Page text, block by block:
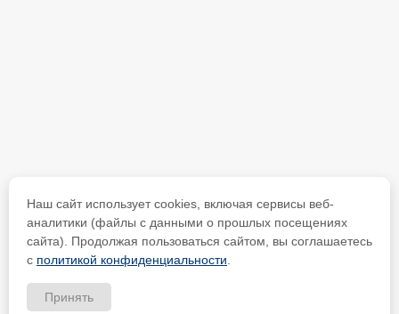
Наш сайт использует cookies, включая сервисы веб-
аналитики (файлы с данными о прошлых посещениях
сайта). Продолжая пользоваться сайтом, вы соглашаетесь
с политикой конфиденциальности
Принять